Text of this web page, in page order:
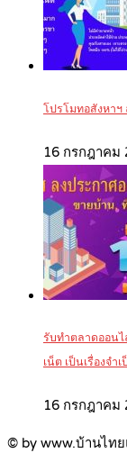
โปรโมทอสังหาฯ
16 กรกฎาคม
รับทำตลาดออน
เน็ต เป็นเรื่องจำ
16 กรกฎาคม
© by www.บ้านไท